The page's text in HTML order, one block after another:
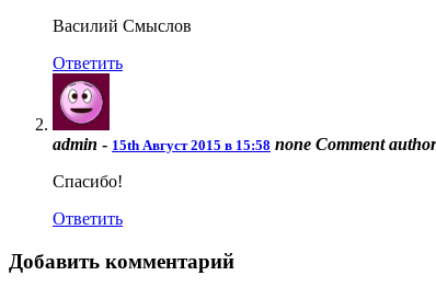
Василий Смыслов
Ответить
admin - 15th Август 2015 в 15:58 none Comment
Спасибо!
Ответить
Добавить комментарий